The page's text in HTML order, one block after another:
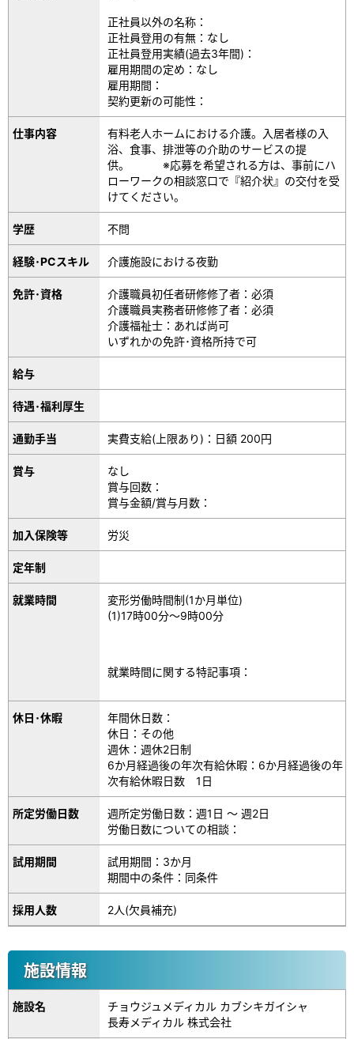
正社員以外の名称：
正社員登用の有無：なし
正社員登用実績(過去3年間)：
雇用期間の定め：なし
雇用期間：
契約更新の可能性：
仕事内容
有料老人ホームにおける介護。入居者様の入
浴、食事、排泄等の介助のサービスの提
供。 ※応募を希望される方は、事前にハ
ローワークの相談窓口で『紹介状』の交付を受
けてください。
学歴 不問
経験･PCスキル 介護施設における夜勤
免許･資格
介護職員初任者研修修了者：必須
介護職員実務者研修修了者：必須
介護福祉士：あれば尚可
いずれかの免許･資格所持で可
給与
待遇･福利厚生
通勤手当 実費支給(上限あり)：日額 200円
賞与
なし
賞与回数：
賞与金額/賞与月数：
加入保険等 労災
定年制
就業時間
変形労働時間制(1か月単位)
(1)17時00分～9時00分
就業時間に関する特記事項：
休日･休暇
年間休日数：
休日：その他
週休：週休2日制
6か月経過後の年次有給休暇：6か月経過後の年
次有給休暇日数 1日
所定労働日数
週所定労働日数：週1日 ～ 週2日
労働日数についての相談：
試用期間
試用期間：3か月
期間中の条件：同条件
採用人数 2人(欠員補充)
施設情報
施設名
チョウジュメディカル カブシキガイシャ
長寿メディカル 株式会社